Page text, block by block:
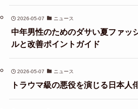
2026-05-07 ニュース
中年男性のためのダサい夏ファッ
ルと改善ポイントガイド
2026-05-07 ニュース
トラウマ級の悪役を演じる日本人